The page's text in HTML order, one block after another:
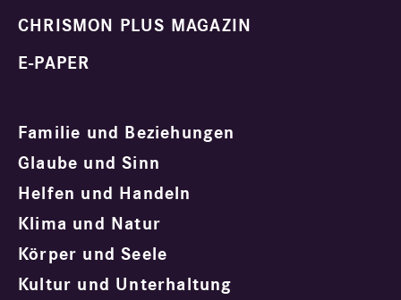
CHRISMON PLUS MAGAZIN
E-PAPER
Familie und Beziehungen
Glaube und Sinn
Helfen und Handeln
Klima und Natur
Körper und Seele
Kultur und Unterhaltung